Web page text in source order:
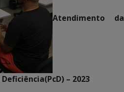
Atendimento da
– 2023